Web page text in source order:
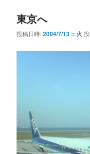
東京へ
投稿日時:2004/7/13 :: 火